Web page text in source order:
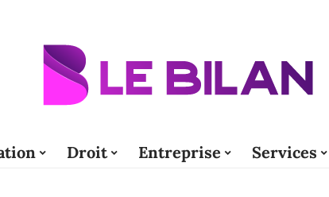
Droit Entreprise Services